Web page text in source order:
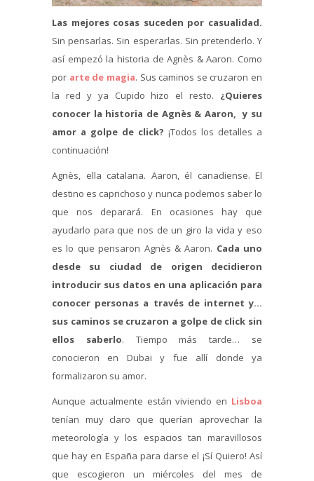
Las mejores cosas suceden por casualidad.
Sin pensarlas. Sin esperarlas. Sin pretenderlo. Y
así empezó la historia de Agnès & Aaron. Como
por arte de magia. Sus caminos se cruzaron en
la red y ya Cupido hizo el resto. ¿Quieres
conocer la historia de Agnès & Aaron, y su
amor a golpe de click? ¡Todos los detalles a
continuación!
Agnès, ella catalana. Aaron, él canadiense. El
destino es caprichoso y nunca podemos saber lo
que nos deparará. En ocasiones hay que
ayudarlo para que nos de un giro la vida y eso
es lo que pensaron Agnès & Aaron. Cada uno
desde su ciudad de origen decidieron
introducir sus datos en una aplicación para
conocer personas a través de internet y…
sus caminos se cruzaron a golpe de click sin
ellos saberlo. Tiempo más tarde… se
conocieron en Dubai y fue allí donde ya
formalizaron su amor.
Aunque actualmente están viviendo en Lisboa
tenían muy claro que querían aprovechar la
meteorología y los espacios tan maravillosos
que hay en España para darse el ¡Sí Quiero! Así
que escogieron un miércoles del mes de